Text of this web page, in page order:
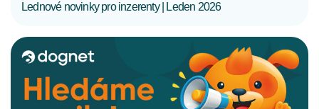
Lednové novinky pro inzerenty | Leden 2026